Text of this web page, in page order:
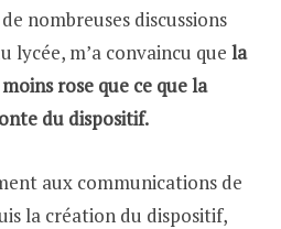
nombreuses discussions
lycée, m’a convaincu que la
rose que ce que la
du dispositif.
aux communications de
la création du dispositif,